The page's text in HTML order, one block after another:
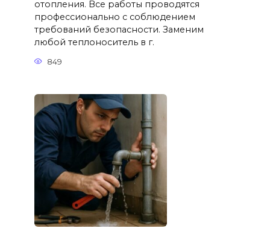
отопления. Все работы проводятся
профессионально с соблюдением
требований безопасности. Заменим
любой теплоноситель в г.
849